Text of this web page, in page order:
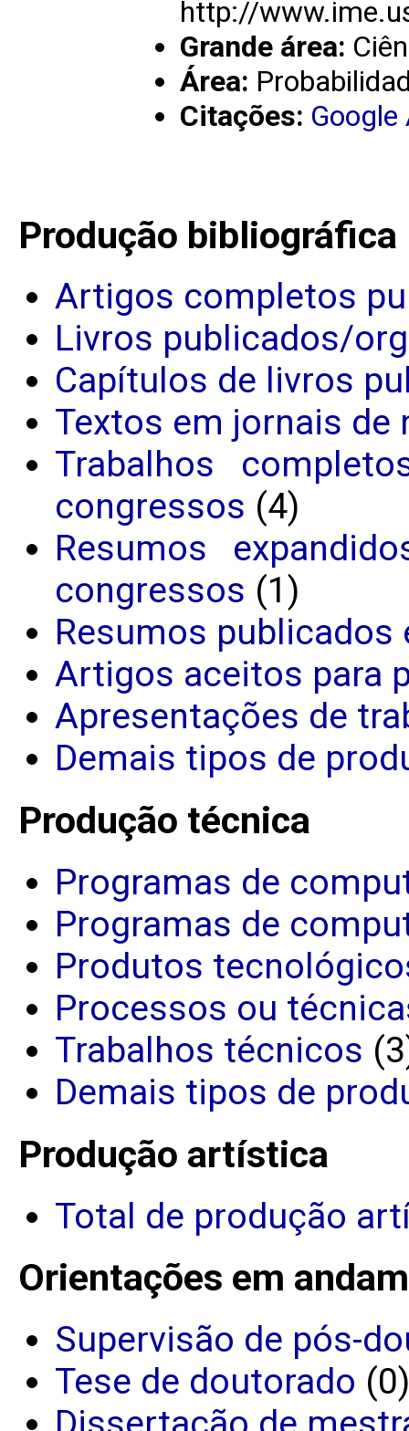
http://
Grande área:
Área:
Citações:
Produção bibliográfica
Artigos completos
Livros publicados/
Capítulos de livros
Textos em jornais
Trabalhos
congressos (4)
Resumos
congressos (1)
Resumos
Artigos aceitos para
Apresentações de
Demais tipos de
Produção técnica
Programas de
Programas de
Produtos
Processos ou
Trabalhos técnicos
Demais tipos de
Produção artística
Total de produção
Orientações em
Supervisão de pós-
Tese de doutorado (0)